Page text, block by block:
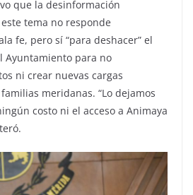
que la desinformación
tema no responde
fe, pero sí “para deshacer” el
Ayuntamiento para no
ni crear nuevas cargas
meridanas. “Lo dejamos
costo ni el acceso a Animaya